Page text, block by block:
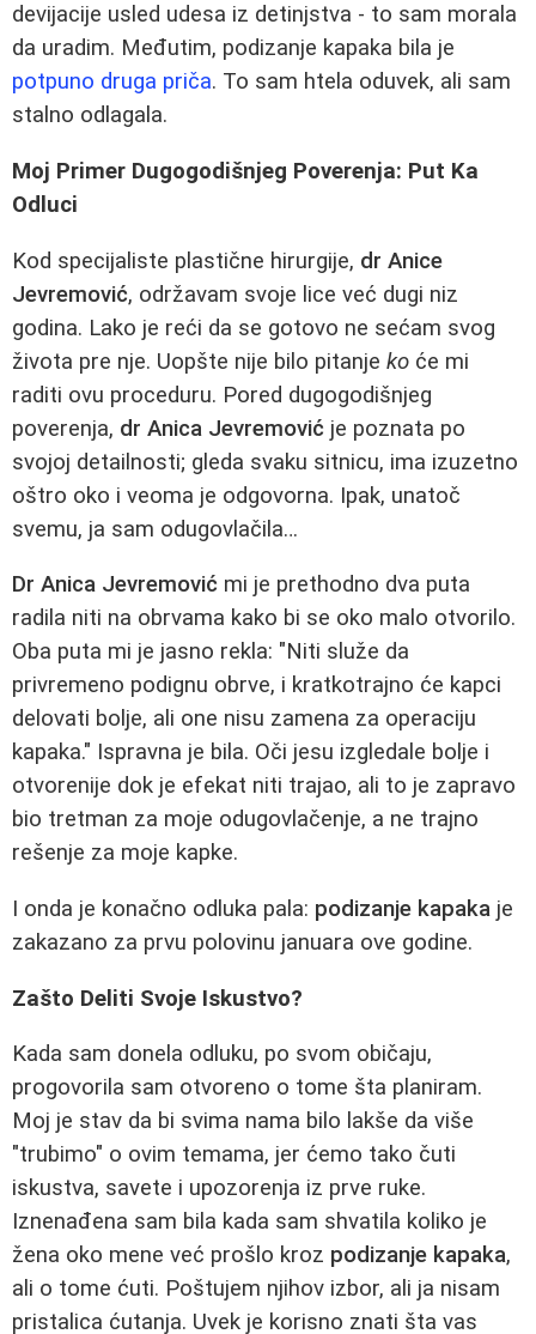
devijacije usled udesa iz detinjstva - to sam morala
da uradim. Međutim, podizanje kapaka bila je
potpuno druga priča. To sam htela oduvek, ali sam
stalno odlagala.
Moj Primer Dugogodišnjeg Poverenja: Put Ka
Odluci
Kod specijaliste plastične hirurgije, dr Anice
Jevremović, održavam svoje lice već dugi niz
godina. Lako je reći da se gotovo ne sećam svog
života pre nje. Uopšte nije bilo pitanje ko će mi
raditi ovu proceduru. Pored dugogodišnjeg
poverenja, dr Anica Jevremović je poznata po
svojoj detailnosti; gleda svaku sitnicu, ima izuzetno
oštro oko i veoma je odgovorna. Ipak, unatoč
svemu, ja sam odugovlačila…
Dr Anica Jevremović mi je prethodno dva puta
radila niti na obrvama kako bi se oko malo otvorilo.
Oba puta mi je jasno rekla: "Niti služe da
privremeno podignu obrve, i kratkotrajno će kapci
delovati bolje, ali one nisu zamena za operaciju
kapaka." Ispravna je bila. Oči jesu izgledale bolje i
otvorenije dok je efekat niti trajao, ali to je zapravo
bio tretman za moje odugovlačenje, a ne trajno
rešenje za moje kapke.
I onda je konačno odluka pala: podizanje kapaka je
zakazano za prvu polovinu januara ove godine.
Zašto Deliti Svoje Iskustvo?
Kada sam donela odluku, po svom običaju,
progovorila sam otvoreno o tome šta planiram.
Moj je stav da bi svima nama bilo lakše da više
"trubimo" o ovim temama, jer ćemo tako čuti
iskustva, savete i upozorenja iz prve ruke.
Iznenađena sam bila kada sam shvatila koliko je
žena oko mene već prošlo kroz podizanje kapaka,
ali o tome ćuti. Poštujem njihov izbor, ali ja nisam
pristalica ćutanja. Uvek je korisno znati šta vas